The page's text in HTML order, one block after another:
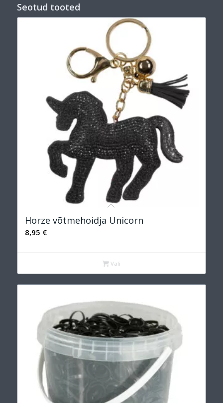
Seotud tooted
Horze võtmehoidja Unicorn
8,95 €
Vali